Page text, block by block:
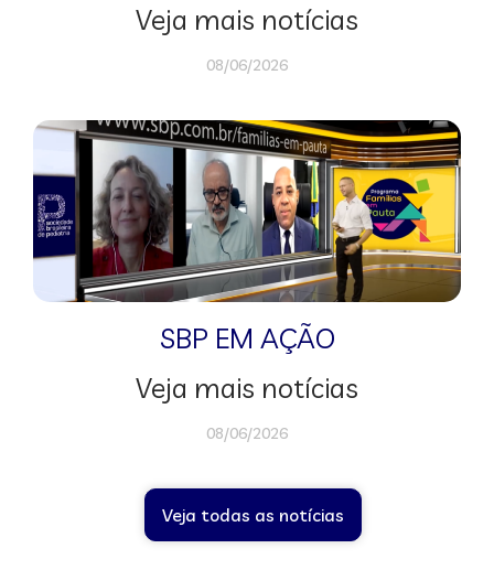
Veja mais notícias
08/06/2026
SBP EM AÇÃO
Veja mais notícias
08/06/2026
Veja todas as notícias